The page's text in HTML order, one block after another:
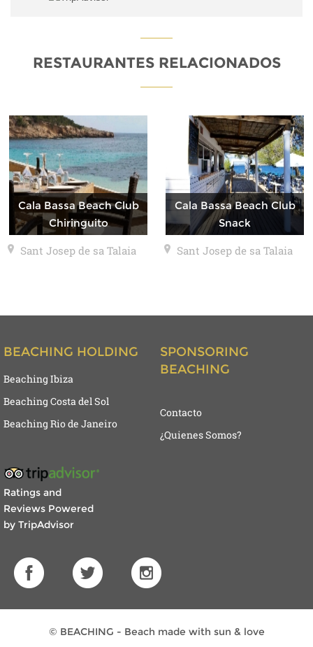
RESTAURANTES RELACIONADOS
Cala Bassa Beach Club
Chiringuito
Sant Josep de sa Talaia
Cala Bassa Beach Club
Snack
Sant Josep de sa Talaia
BEACHING HOLDING
Beaching Ibiza
Beaching Costa del Sol
Beaching Rio de Janeiro
SPONSORING
BEACHING
Contacto
¿Quienes Somos?
Ratings and
Reviews Powered
by TripAdvisor
© BEACHING - Beach made with sun & love